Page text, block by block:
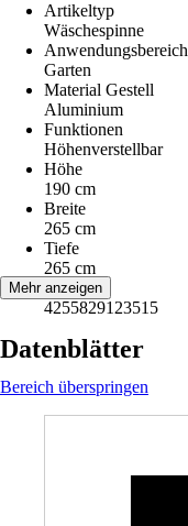
Artikeltyp
Wäschespinne
Anwendungsbereich
Garten
Material Gestell
Aluminium
Funktionen
Höhenverstellbar
Höhe
190 cm
Breite
265 cm
Tiefe
265 cm
EAN
4255829123515
Mehr anzeigen
Datenblätter
Bereich überspringen